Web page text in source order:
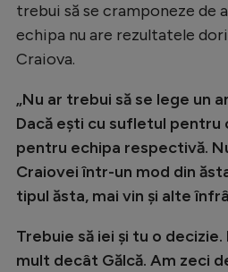
trebui să se cramponeze de
echipa nu are rezultatele
Craiova.
„Nu ar trebui să se lege un
Dacă ești cu sufletul pentru
pentru echipa respectivă.
Craiovei într-un mod din
tipul ăsta, mai vin și alte
Trebuie să iei și tu o
mult decât Gălcă. Am zeci